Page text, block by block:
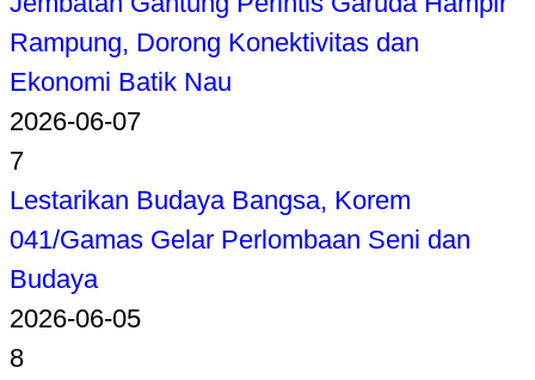
Rampung, Dorong Konektivitas dan
Ekonomi Batik Nau
2026-06-07
7
Lestarikan Budaya Bangsa, Korem
041/Gamas Gelar Perlombaan Seni dan
Budaya
2026-06-05
8